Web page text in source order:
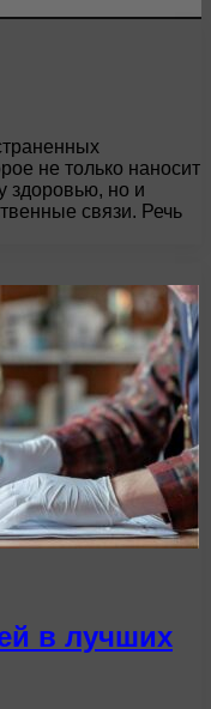
не только наносит
здоровью, но и
связи. Речь
в лучших